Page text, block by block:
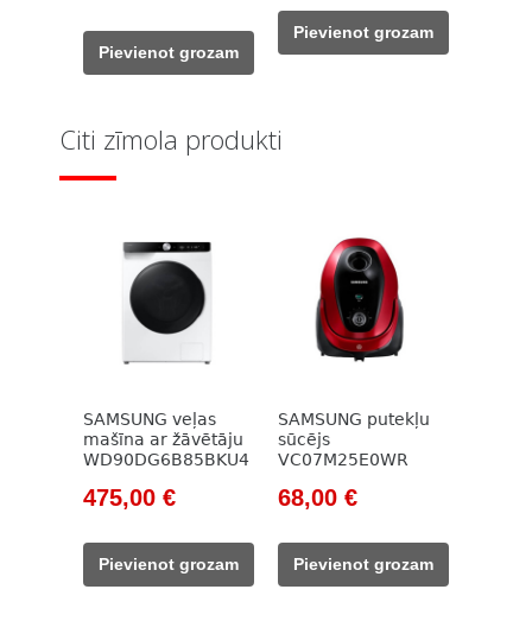
was:
525,00 €.
389,00 €.
Pievienot grozam
was:
560,00 €.
389,00 €.
Pievienot grozam
Citi zīmola produkti
SAMSUNG veļas
mašīna ar žāvētāju
WD90DG6B85BKU4
Original
was:
712,00 €.
475,00 €Current
475,00 €.
Pievienot grozam
SAMSUNG putekļu
sūcējs
VC07M25E0WR
Original
was:
98,00 €.
68,00 €Current
Pievienot grozam